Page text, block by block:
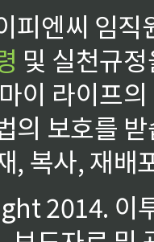
피엔씨 임
및 실천규
이 라이프
의 보호를
, 복사, 재배
2014. 이